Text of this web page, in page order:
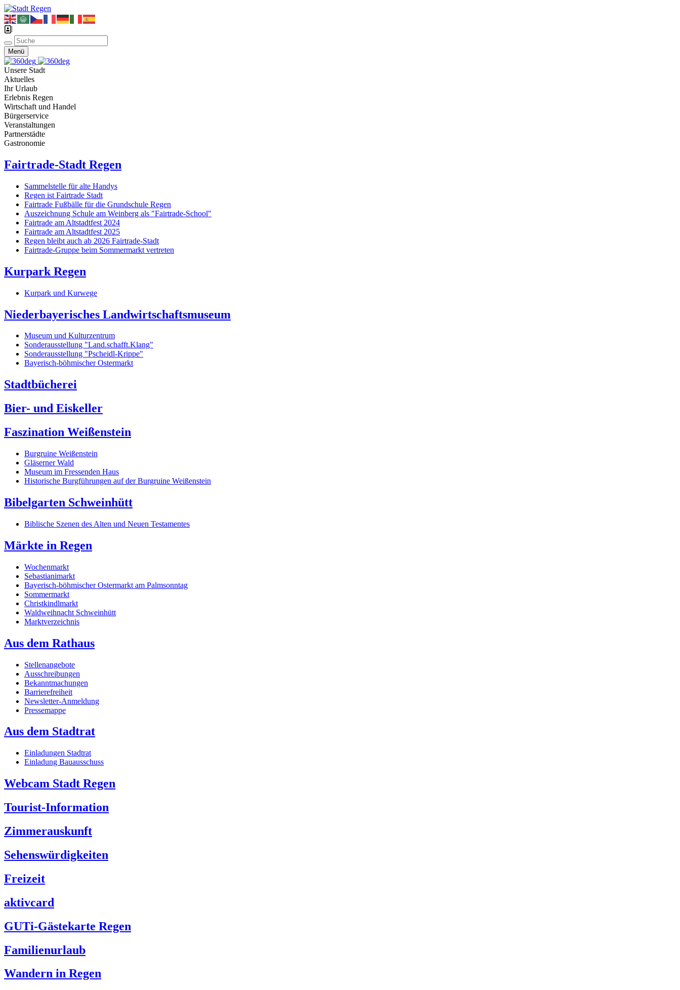
Menü
Unsere Stadt
Aktuelles
Ihr Urlaub
Erlebnis Regen
Wirtschaft und Handel
Bürgerservice
Veranstaltungen
Partnerstädte
Gastronomie
Fairtrade-Stadt Regen
Sammelstelle für alte Handys
Regen ist Fairtrade Stadt
Fairtrade Fußbälle für die Grundschule Regen
Auszeichnung Schule am Weinberg als "Fairtrade-School"
Fairtrade am Altstadtfest 2024
Fairtrade am Altstadtfest 2025
Regen bleibt auch ab 2026 Fairtrade-Stadt
Fairtrade-Gruppe beim Sommermarkt vertreten
Kurpark Regen
Kurpark und Kurwege
Niederbayerisches Landwirtschaftsmuseum
Museum und Kulturzentrum
Sonderausstellung "Land.schafft.Klang"
Sonderausstellung "Pscheidl-Krippe"
Bayerisch-böhmischer Ostermarkt
Stadtbücherei
Bier- und Eiskeller
Faszination Weißenstein
Burgruine Weißenstein
Gläserner Wald
Museum im Fressenden Haus
Historische Burgführungen auf der Burgruine Weißenstein
Bibelgarten Schweinhütt
Biblische Szenen des Alten und Neuen Testamentes
Märkte in Regen
Wochenmarkt
Sebastianimarkt
Bayerisch-böhmischer Ostermarkt am Palmsonntag
Sommermarkt
Christkindlmarkt
Waldweihnacht Schweinhütt
Marktverzeichnis
Aus dem Rathaus
Stellenangebote
Ausschreibungen
Bekanntmachungen
Barrierefreiheit
Newsletter-Anmeldung
Pressemappe
Aus dem Stadtrat
Einladungen Stadtrat
Einladung Bauausschuss
Webcam Stadt Regen
Tourist-Information
Zimmerauskunft
Sehenswürdigkeiten
Freizeit
aktivcard
GUTi-Gästekarte Regen
Familienurlaub
Wandern in Regen